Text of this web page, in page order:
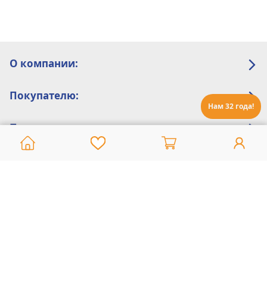
Нам 32 года!
О компании:
Покупателю:
Помощь: